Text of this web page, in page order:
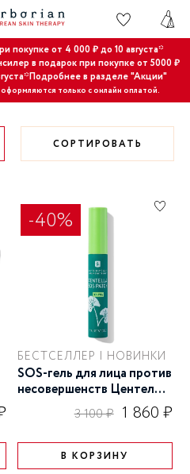
покупке от 4 000 ₽ до 10 августа*
в подарок при покупке от 5000 ₽
в разделе "Акции"
только с онлайн оплатой.
СОРТИРОВАТЬ
-40%
БЕСТСЕЛЛЕР | НОВИНКИ
SOS-гель для лица против
несовершенств Центелла
3 100 ₽ 1 860 ₽
В КОРЗИНУ